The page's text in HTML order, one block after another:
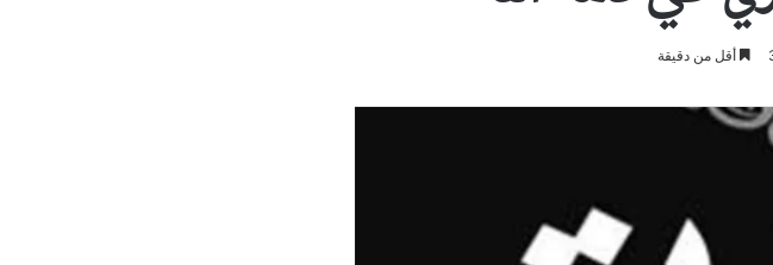
أقل من دقيقة